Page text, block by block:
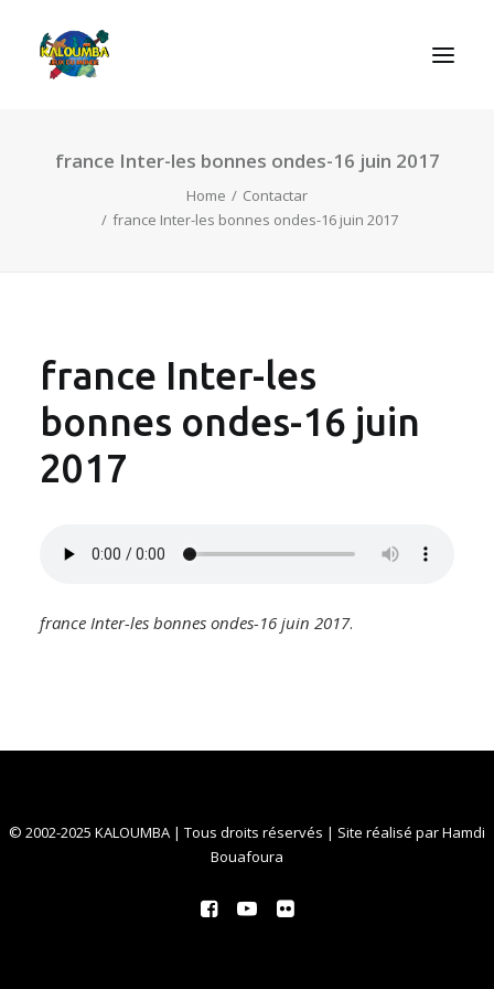
INICIO
france Inter-les bonnes ondes-16 juin 2017
Home
Contactar
france Inter-les bonnes ondes-16 juin 2017
france Inter-les
bonnes ondes-16 juin
2017
france Inter-les bonnes ondes-16 juin 2017.
© 2002-2025 KALOUMBA | Tous droits réservés | Site réalisé parHamdi
Bouafoura